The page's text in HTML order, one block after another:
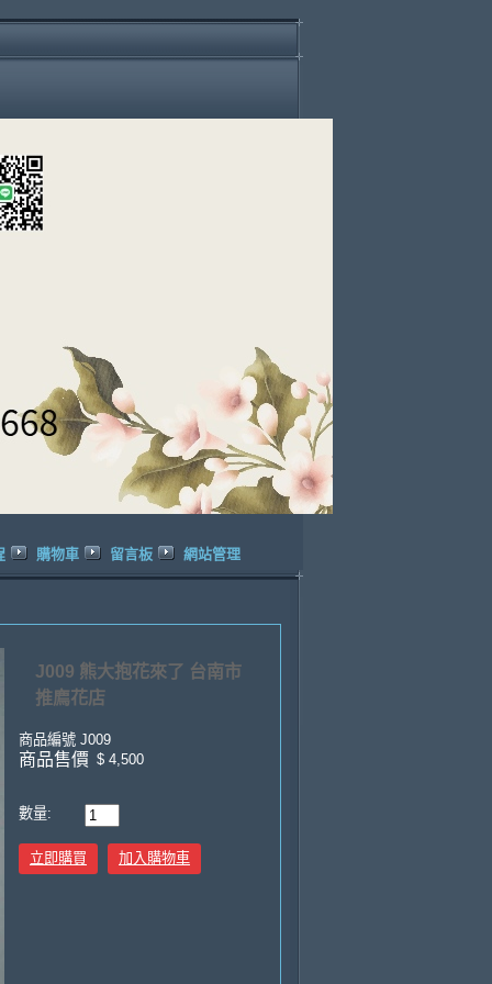
購物車 留言板 網站管理
J009 熊大抱花來了 台南市
推廌花店
商品編號 J009
商品售價 $ 4,500
數量:
立即購買 加入購物車